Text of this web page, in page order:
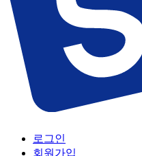
로그인
회원가입